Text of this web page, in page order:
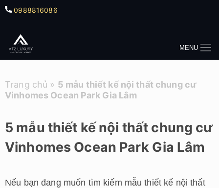
0988816086
MENU
Trang chủ » 5 mẫu thiết kế nội thất chung cư
Vinhomes Ocean Park Gia Lâm
5 mẫu thiết kế nội thất chung cư
Vinhomes Ocean Park Gia Lâm
Nếu bạn đang muốn tìm kiếm mẫu thiết kế nội thất